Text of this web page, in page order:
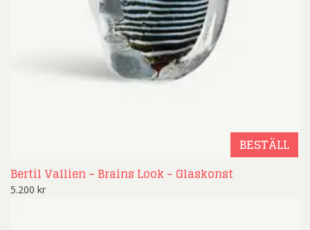
BESTÄLL
Bertil Vallien – Brains Look – Glaskonst
5.200 kr